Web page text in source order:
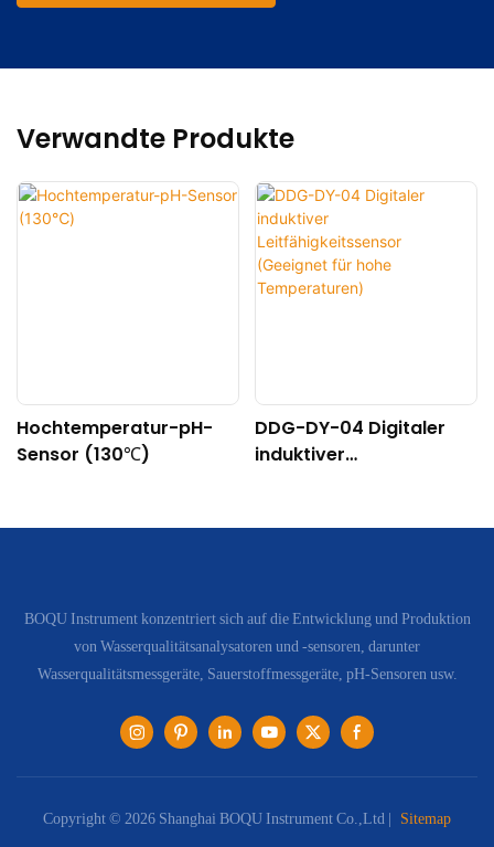
Verwandte Produkte
Hochtemperatur-pH-
Sensor (130℃)
DDG-DY-04 Digitaler
induktiver
Temperaturen)
BOQU Instrument konzentriert sich auf die Entwicklung und Produktion
von Wasserqualitätsanalysatoren und -sensoren, darunter
Wasserqualitätsmessgeräte, Sauerstoffmessgeräte, pH-Sensoren usw.
Copyright © 2026 Shanghai BOQU Instrument Co.,Ltd | Sitemap